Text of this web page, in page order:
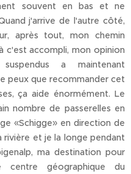
souvent en bas et ne
j'arrive de l'autre côté,
après tout, mon chemin
c'est accompli, mon opinion
a maintenant
peux que recommander cet
ça aide énormément. Le
nombre de passerelles en
«Schigge» en direction de
rivière et je la longe pendant
ma destination pour
centre géographique du